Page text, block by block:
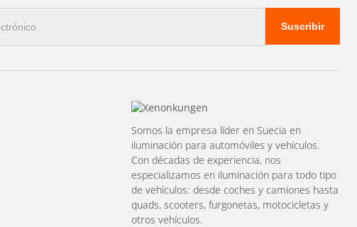
Suscribir
Somos la empresa líder en Suecia en
iluminación para automóviles y vehículos.
Con décadas de experiencia, nos
especializamos en iluminación para todo tipo
de vehículos: desde coches y camiones hasta
quads, scooters, furgonetas, motocicletas y
otros vehículos.